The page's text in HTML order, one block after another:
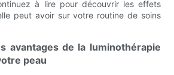
à lire pour découvrir les effets
peut avoir sur votre routine de soins
avantages de la luminothérapie
peau